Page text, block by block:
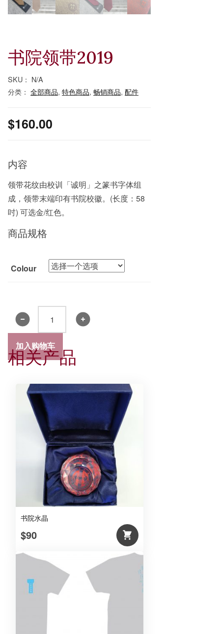
书院领带2019
SKU： N/A
分类： 全部商品, 特色商品, 畅销商品, 配件
$160.00
内容
领带花纹由校训「诚明」之篆书字体组
成，领带末端印有书院校徽。(长度：58
吋) 可选金/红色。
商品规格
Colour
领
带
2019
数
量
加入购物车
相关产品
书院水晶
$90